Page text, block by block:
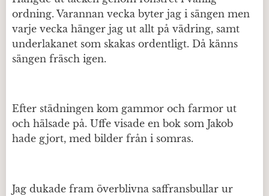
ordning. Varannan vecka byter jag i sängen men
varje vecka hänger jag ut allt på vädring, samt
underlakanet som skakas ordentligt. Då känns
sängen fräsch igen.
Efter städningen kom gammor och farmor ut
och hälsade på. Uffe visade en bok som Jakob
hade gjort, med bilder från i somras.
Jag dukade fram överblivna saffransbullar ur